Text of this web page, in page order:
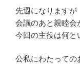
先週になりますが
会議のあと親睦会
今回の主役は何と
公私にわたっての